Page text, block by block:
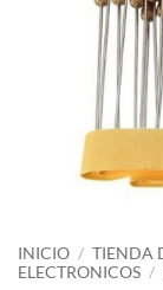
INICIO / TIENDA
ELECTRONICOS /